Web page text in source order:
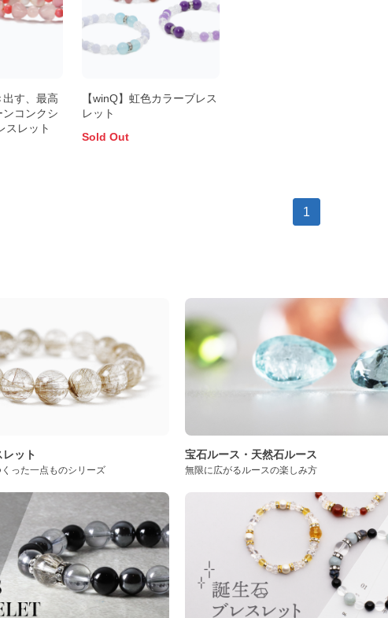
出す、最高
コンクシ
スレット
【winQ】虹色カラーブレス
レット
Sold Out
1
ット
った一点ものシリーズ
宝石ルース・天然石ルース
無限に広がるルースの楽しみ方